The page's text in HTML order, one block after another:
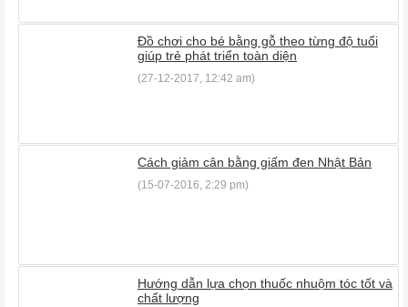
Đồ chơi cho bé bằng gỗ theo từng độ tuổi
giúp trẻ phát triển toàn diện
(27-12-2017, 12:42 am)
Cách giảm cân bằng giấm đen Nhật Bản
(15-07-2016, 2:29 pm)
Hướng dẫn lựa chọn thuốc nhuộm tóc tốt và
chất lượng